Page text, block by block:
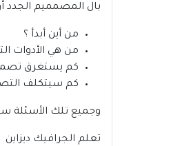
بال المصمميم الجدد
من أين أبدأ ؟
من هي الأدوات
كم يستغرق
كم سيتكلف
وجميع تلك الأسئلة
تعلم الجرافيك ديزاين